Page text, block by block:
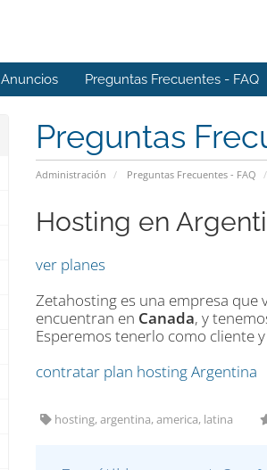
Anuncios Preguntas Frecuentes - FAQ
Preguntas
Administración Preguntas Frecuentes - FAQ
Hosting en
ver planes
Zetahosting es una empresa que
encuentran en Canada, y
Esperemos tenerlo como cliente
contratar plan hosting Argentina
hosting, argentina, america, latina